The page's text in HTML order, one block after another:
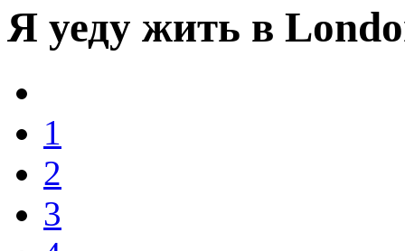
Я уеду жить в
1
2
3